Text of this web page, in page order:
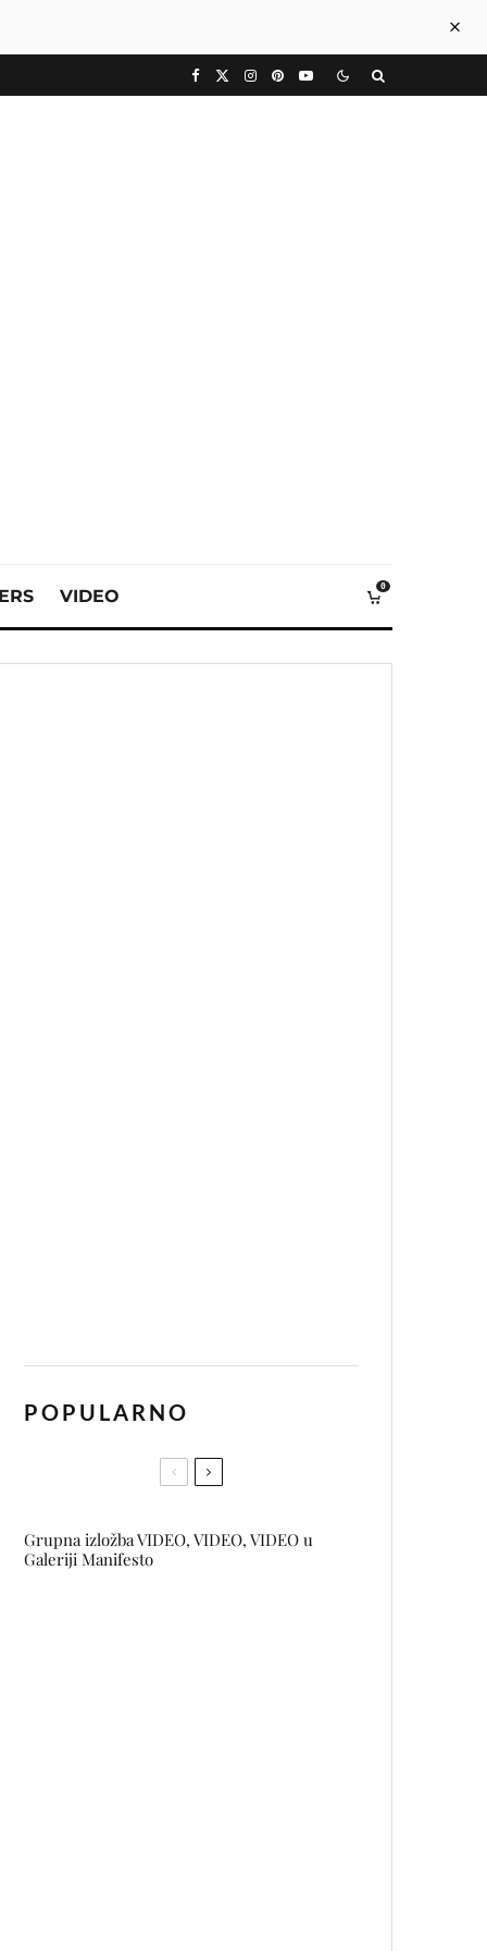
VIDEO 0
POPULARNO
Grupna izložba VIDEO, VIDEO, VIDEO u
Galeriji Manifesto